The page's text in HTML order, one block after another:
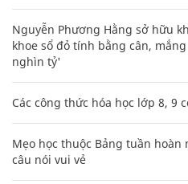
Nguyễn Phương Hằng sở hữu
khoe sổ đỏ tính bằng cân,
nghìn tỷ'
Các công thức hóa học lớp 8, 9
Mẹo học thuộc Bảng tuần
câu nói vui vẻ